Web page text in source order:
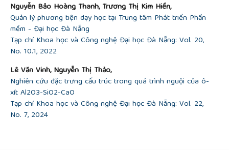
Nguyễn Bảo Hoàng Thanh, Trương Thị Kim Hiền,
Quản lý phương tiện dạy học tại Trung tâm Phát triển Phần
mềm - Đại học Đà Nẵng
Tạp chí Khoa học và Công nghệ Đại học Đà Nẵng: Vol. 20,
No. 10.1, 2022
Lê Văn Vinh, Nguyễn Thị Thảo,
Nghiên cứu đặc trưng cấu trúc trong quá trình nguội của ô-
xít Al2O3-SiO2-CaO
Tạp chí Khoa học và Công nghệ Đại học Đà Nẵng: Vol. 22,
No. 7, 2024